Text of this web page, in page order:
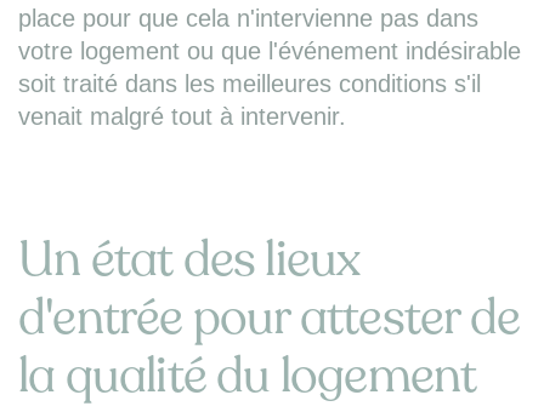
place pour que cela n'intervienne pas dans
votre logement ou que l'événement indésirable
soit traité dans les meilleures conditions s'il
venait malgré tout à intervenir.
Un état des lieux
d'entrée pour attester de
la qualité du logement